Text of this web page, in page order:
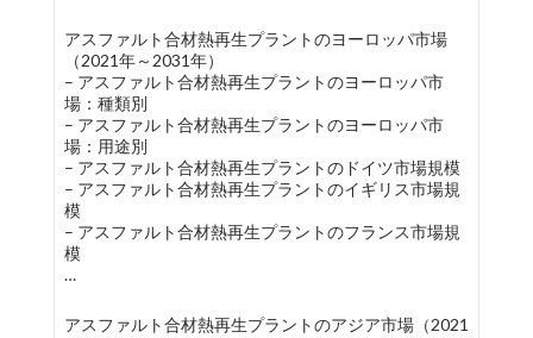
アスファルト合材熱再生プラントのヨーロッパ市場
（2021年～2031年）
– アスファルト合材熱再生プラントのヨーロッパ市
場：種類別
– アスファルト合材熱再生プラントのヨーロッパ市
場：用途別
– アスファルト合材熱再生プラントのドイツ市場規模
– アスファルト合材熱再生プラントのイギリス市場規
模
– アスファルト合材熱再生プラントのフランス市場規
模
…
アスファルト合材熱再生プラントのアジア市場（2021